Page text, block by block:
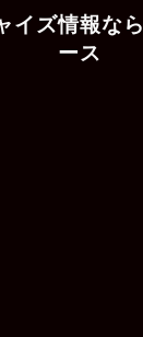
イズ情報な
ース